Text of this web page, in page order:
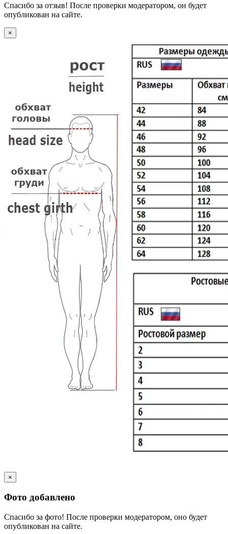
Спасибо за отзыв! После проверки модератором, он будет
опубликован на сайте.
×
×
Фото добавлено
Спасибо за фото! После проверки модератором, оно будет
опубликован на сайте.